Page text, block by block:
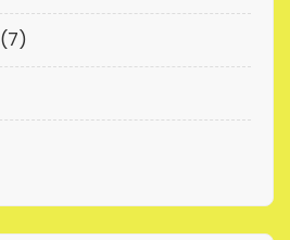
(7)